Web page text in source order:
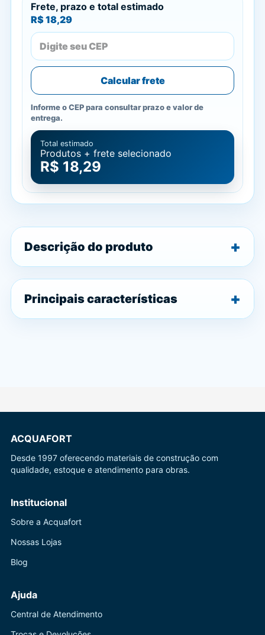
Frete, prazo e total estimado
R$ 18,29
Calcular frete
Informe o CEP para consultar prazo e valor de
entrega.
Total estimado
Produtos + frete selecionado
R$ 18,29
Descrição do produto
Principais características
ACQUAFORT
Desde 1997 oferecendo materiais de construção com
qualidade, estoque e atendimento para obras.
Institucional
Sobre a Acquafort
Nossas Lojas
Blog
Ajuda
Central de Atendimento